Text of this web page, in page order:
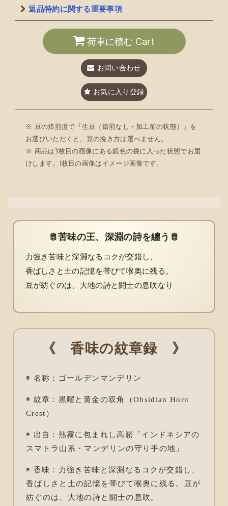
返品特約に関する重要事項
荷車に積む Cart
お問い合わせ
お気に入り登録
※ 豆の焙煎度で『生豆（焙煎なし・加工前の状態）』を
お選びいただくと、豆の挽き方は選べません。
※ 商品は3枚目の画像にある銀色の袋に入った状態でお届
けします。1枚目の画像はイメージ画像です。
🫅苦味の王、深淵の詩を纏う🫅
力強き苦味と深淵なるコクが交錯し、
香ばしさと土の記憶を帯びて喉奥に残る。
豆が紡ぐのは、大地の詩と闘士の息吹なり
《 香味の紋章録 》
◉ 名称：ゴールデンマンデリン
◉ 紋章：黒曜と黄金の双角（Obsidian Horn
Crest）
◉ 出自：熱霧に包まれし高嶺「インドネシアの
スマトラ山系・マンデリンの守り手の地」
◉ 香味：力強き苦味と深淵なるコクが交錯し、
香ばしさと土の記憶を帯びて喉奥に残る。豆が
紡ぐのは、大地の詩と闘士の息吹。